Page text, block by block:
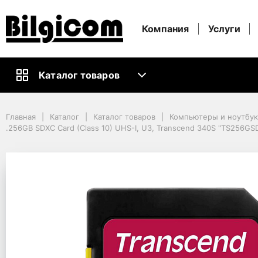
Компания Услуги
Каталог товаров
Главная
Компьютеры и ноутбуки
Информационные носители
Главная Каталог Каталог товаров Компьютеры и
.256GB SDXC Card (Class 10) UHS-I, U3, Transcend 340S